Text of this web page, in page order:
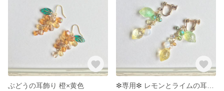
ぶどうの耳飾り 橙×黄色